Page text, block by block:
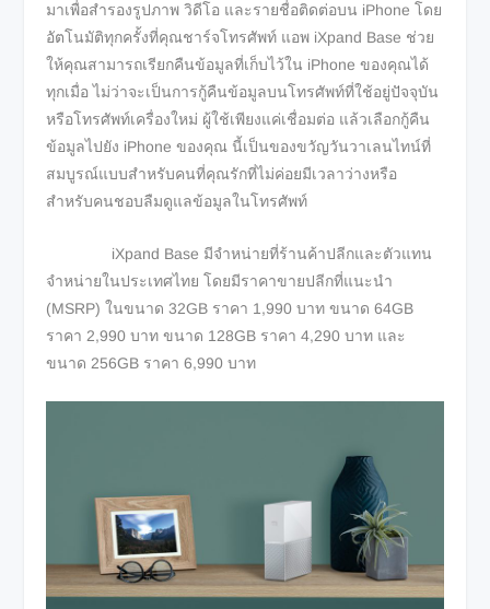
มาเพื่อสำรองรูปภาพ วิดีโอ และรายชื่อติดต่อบน iPhone โดย
อัตโนมัติทุกครั้งที่คุณชาร์จโทรศัพท์ แอพ iXpand Base ช่วย
ให้คุณสามารถเรียกคืนข้อมูลที่เก็บไว้ใน iPhone ของคุณได้
ทุกเมื่อ ไม่ว่าจะเป็นการกู้คืนข้อมูลบนโทรศัพท์ที่ใช้อยู่ปัจจุบัน
หรือโทรศัพท์เครื่องใหม่ ผู้ใช้เพียงแค่เชื่อมต่อ แล้วเลือกกู้คืน
ข้อมูลไปยัง iPhone ของคุณ นี้เป็นของขวัญวันวาเลนไทน์ที่
สมบูรณ์แบบสำหรับคนที่คุณรักที่ไม่ค่อยมีเวลาว่างหรือ
สำหรับคนชอบลืมดูแลข้อมูลในโทรศัพท์
iXpand Base มีจำหน่ายที่ร้านค้าปลีกและตัวแทน
จำหน่ายในประเทศไทย โดยมีราคาขายปลีกที่แนะนำ
(MSRP) ในขนาด 32GB ราคา 1,990 บาท ขนาด 64GB
ราคา 2,990 บาท ขนาด 128GB ราคา 4,290 บาท และ
ขนาด 256GB ราคา 6,990 บาท